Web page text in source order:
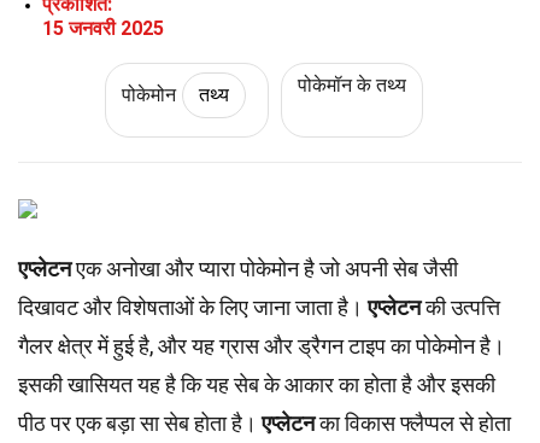
15 जनवरी 2025
पोकेमोन तथ्य पोकेमॉन के तथ्य
एप्लेटनएक अनोखा और प्यारा पोकेमोन है जो अपनी सेब जैसी
दिखावट और विशेषताओं के लिए जाना जाता है।एप्लेटनकी उत्पत्ति
गैलर क्षेत्र में हुई है, और यह ग्रास और ड्रैगन टाइप का पोकेमोन है।
इसकी खासियत यह है कि यह सेब के आकार का होता है और इसकी
पीठ पर एक बड़ा सा सेब होता है।एप्लेटनका विकास फ्लैप्पल से होता